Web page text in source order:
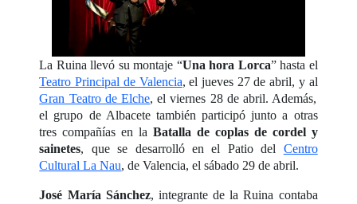
La Ruina llevó su montaje “Una hora Lorca” hasta el
Teatro Principal de Valencia, el jueves 27 de abril, y al
Gran Teatro de Elche, el viernes 28 de abril. Además,
el grupo de Albacete también participó junto a otras
tres compañías en laBatalla de coplas de cordel y
sainetes, que se desarrolló en el Patio del Centro
Cultural La Nau, de Valencia, el sábado 29 de abril.
José María Sánchez, integrante de la Ruina contaba